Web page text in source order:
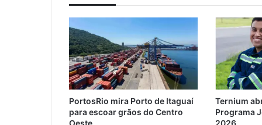
i
a
f
i
s
c
a
l
i
z
PortosRio mira Porto de Itaguaí
para escoar grãos do Centro
Ternium
Programa